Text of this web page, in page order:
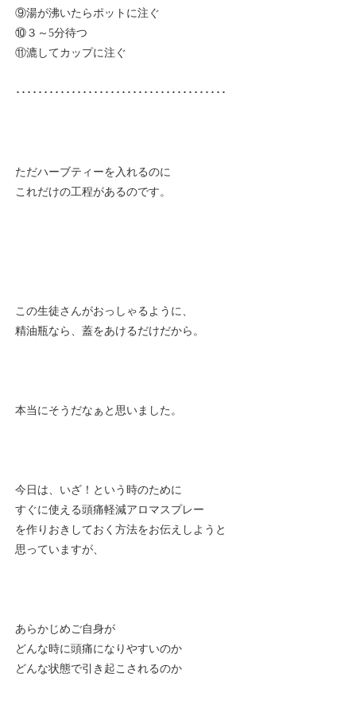
⑨湯が沸いたらポットに注ぐ
⑩３～5分待つ
⑪漉してカップに注ぐ
･･････････････････････････････････････
ただハーブティーを入れるのに
これだけの工程があるのです。
この生徒さんがおっしゃるように、
精油瓶なら、蓋をあけるだけだから。
本当にそうだなぁと思いました。
今日は、いざ！という時のために
すぐに使える頭痛軽減アロマスプレー
を作りおきしておく方法をお伝えしようと
思っていますが、
あらかじめご自身が
どんな時に頭痛になりやすいのか
どんな状態で引き起こされるのか